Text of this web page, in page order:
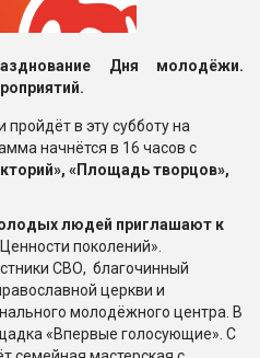
Дня молодёжи.
в эту субботу на
начнётся в 16 часов с
«Площадь творцов»,
людей приглашают к
поколений».
СВО, благочинный
церкви и
молодёжного центра. В
«Впервые голосующие». С